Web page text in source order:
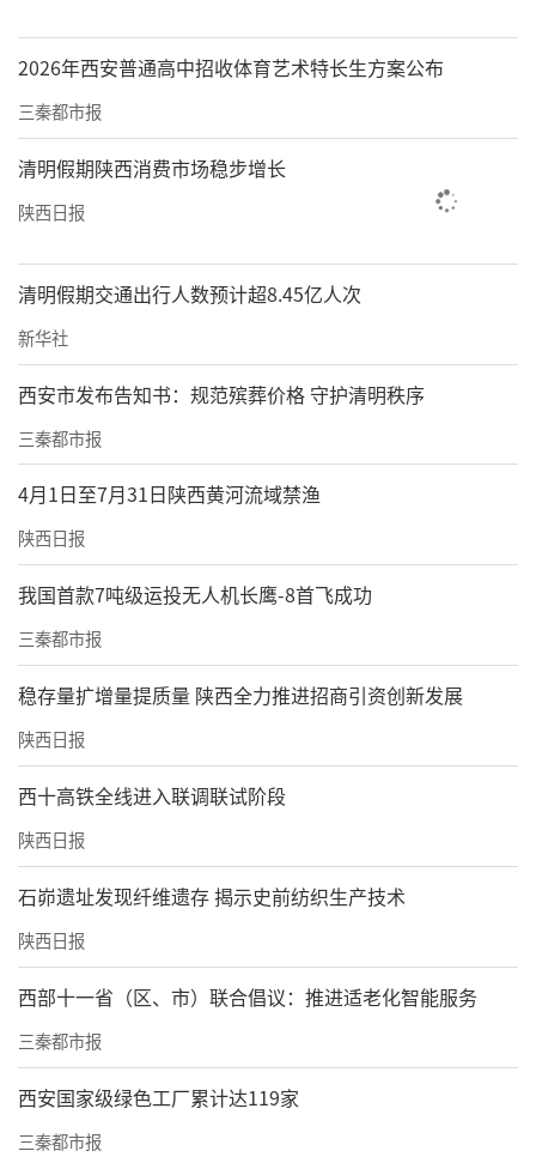
2026年西安普通高中招收体育艺术特长生方案公布
三秦都市报
清明假期陕西消费市场稳步增长
陕西日报
清明假期交通出行人数预计超8.45亿人次
新华社
西安市发布告知书：规范殡葬价格 守护清明秩序
三秦都市报
4月1日至7月31日陕西黄河流域禁渔
陕西日报
我国首款7吨级运投无人机长鹰-8首飞成功
三秦都市报
稳存量扩增量提质量 陕西全力推进招商引资创新发展
陕西日报
西十高铁全线进入联调联试阶段
陕西日报
石峁遗址发现纤维遗存 揭示史前纺织生产技术
陕西日报
西部十一省（区、市）联合倡议：推进适老化智能服务
三秦都市报
西安国家级绿色工厂累计达119家
三秦都市报